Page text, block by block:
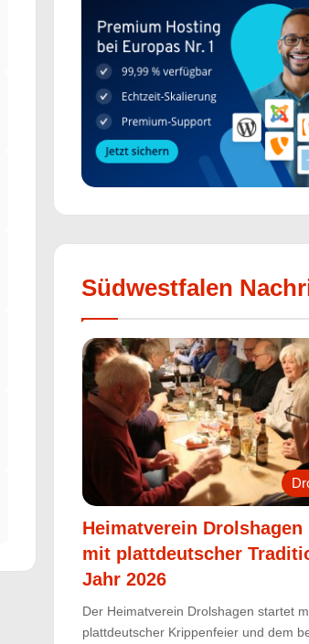
Südwestfalen
Heimatverein
mit plattdeutscher
Jahr 2026
Der Heimatverein Drolshagen startet
plattdeutscher Krippenfeier und dem